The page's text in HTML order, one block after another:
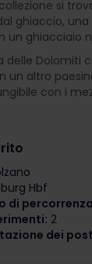
si
ghiaccio,
un ghiacciaio
delle Dolomiti
un altro
con i
Hbf
di
2
dei